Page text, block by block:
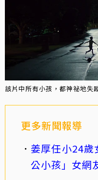
該片中所有小孩，都神祕地失
更多新聞報導
姜厚任小24歲
公小孩」女網